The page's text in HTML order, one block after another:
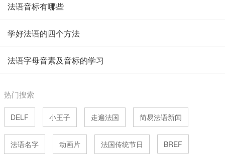
法语音标有哪些
学好法语的四个方法
法语字母音素及音标的学习
热门搜索
DELF 小王子 走遍法国 简易法语新闻
法语名字 动画片 法国传统节日 BREF